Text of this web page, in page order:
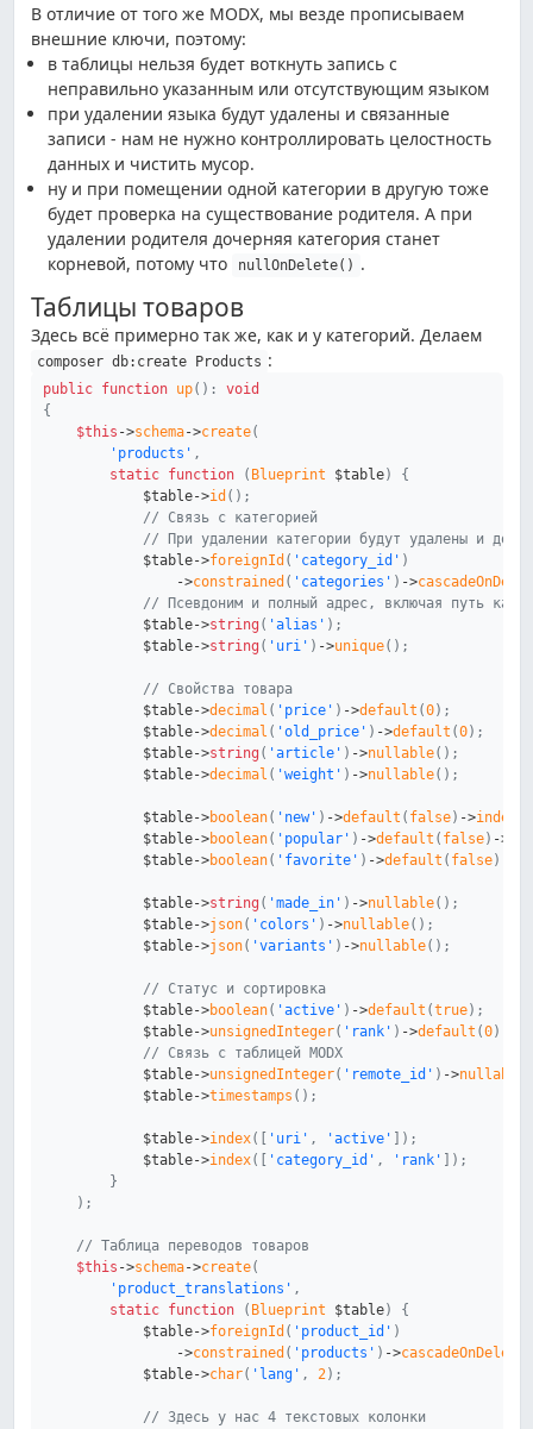
В отличие от того же MODX, мы везде прописываем
внешние ключи, поэтому:
в таблицы нельзя будет воткнуть запись с
неправильно указанным или отсутствующим языком
при удалении языка будут удалены и связанные
записи - нам не нужно контроллировать целостность
данных и чистить мусор.
ну и при помещении одной категории в другую тоже
будет проверка на существование родителя. А при
удалении родителя дочерняя категория станет
корневой, потому что
nullOnDelete() .
Таблицы товаров
Здесь всё примерно так же, как и у категорий. Делаем
composer db:create Products :
public function up( ) :
void
{
$this ->schema->create(
'products' ,
static function ( Blueprint $table)
{
$table->id ( ) ;
// Связь с категорией
// При удалении категории будут удалены и
$table->foreignId ( 'category_id' )
->constrained ( 'categories' ) ->
// Псевдоним и полный адрес, включая путь
$table->string ( 'alias' ) ;
$table->string ( 'uri' ) ->unique( ) ;
// Свойства товара
$table->decimal ( 'price' ) ->default (0) ;
$table->decimal ( 'old_price' ) ->default (0) ;
$table->string ( 'article' ) ->nullable( ) ;
$table->decimal ( 'weight' ) ->nullable( ) ;
$table->boolean( 'new' ) ->default ( false) ->index
$table->boolean( 'popular' ) ->default ( false) ->
$table->boolean( 'favorite' ) ->default ( false)
$table->string ( 'made_in' ) ->nullable( ) ;
$table->json( 'colors' ) ->nullable( ) ;
$table->json( 'variants' ) ->nullable( ) ;
// Статус и сортировка
$table->boolean( 'active' ) ->default (true) ;
$table->unsignedInteger( 'rank' ) ->default (0)
// Связь с таблицей MODX
$table->unsignedInteger( 'remote_id' ) ->nullable
$table->timestamps ( ) ;
$table->index( 'uri' , 'active' ) ;
$table->index( 'category_id' , 'rank' ) ;
}
) ;
// Таблица переводов товаров
$this ->schema->create(
'product_translations' ,
static function ( Blueprint $table)
{
$table->foreignId ( 'product_id' )
->constrained ( 'products' ) ->cascadeOnDelete
$table->char( 'lang' , 2) ;
// Здесь у нас 4 текстовых колонки